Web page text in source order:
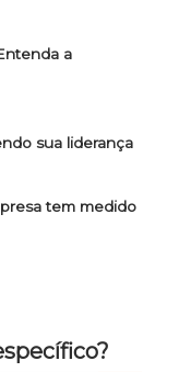
a
sua liderança
tem medido